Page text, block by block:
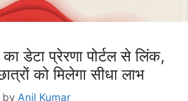
का डेटा प्रेरणा पोर्टल से लिंक,
को मिलेगा सीधा लाभ
by Anil Kumar